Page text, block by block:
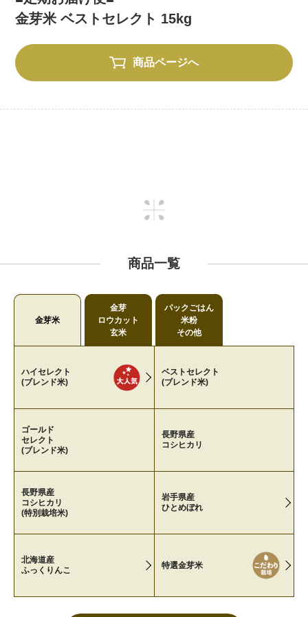
金芽米 ベストセレクト 15kg
商品ページへ
商品一覧
金芽米
ハイセレクト
(ブレンド米)
ベストセレクト
(ブレンド米)
ゴールド
セレクト
(ブレンド米)
長野県産
コシヒカリ
長野県産
コシヒカリ
(特別栽培米)
岩手県産
ひとめぼれ
北海道産
ふっくりんこ
特選金芽米
金芽
ロウカット
玄米
パックごはん
米粉
その他